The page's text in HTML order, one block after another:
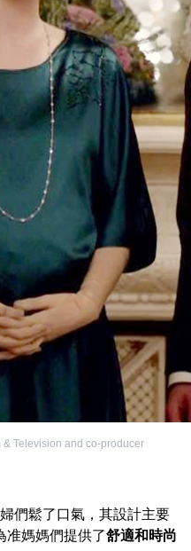
Television and co-producer
們鬆了口氣，其設計主要
准媽媽們提供了舒適和時尚